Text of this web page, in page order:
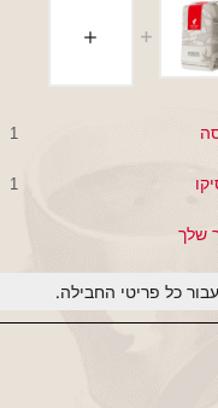
שלך
כל פריטי החבילה.